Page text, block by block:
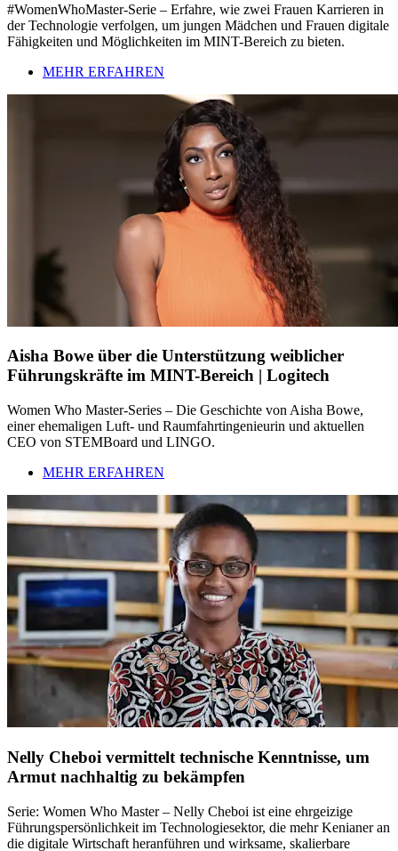
#WomenWhoMaster-Serie – Erfahre, wie zwei Frauen Karrieren in
der Technologie verfolgen, um jungen Mädchen und Frauen digitale
Fähigkeiten und Möglichkeiten im MINT-Bereich zu bieten.
MEHR ERFAHREN
Aisha Bowe über die Unterstützung weiblicher
Führungskräfte im MINT-Bereich | Logitech
Women Who Master-Series – Die Geschichte von Aisha Bowe,
einer ehemaligen Luft- und Raumfahrtingenieurin und aktuellen
CEO von STEMBoard und LINGO.
MEHR ERFAHREN
Nelly Cheboi vermittelt technische Kenntnisse, um
Armut nachhaltig zu bekämpfen
Serie: Women Who Master – Nelly Cheboi ist eine ehrgeizige
Führungspersönlichkeit im Technologiesektor, die mehr Kenianer an
die digitale Wirtschaft heranführen und wirksame, skalierbare